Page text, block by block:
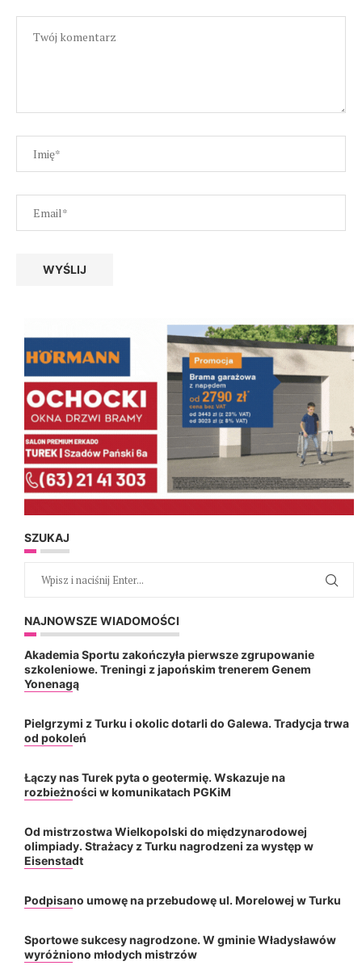
SZUKAJ
NAJNOWSZE WIADOMOŚCI
Akademia Sportu zakończyła pierwsze zgrupowanie
szkoleniowe. Treningi z japońskim trenerem Genem
Yonenagą
Pielgrzymi z Turku i okolic dotarli do Galewa. Tradycja trwa
od pokoleń
Łączy nas Turek pyta o geotermię. Wskazuje na
rozbieżności w komunikatach PGKiM
Od mistrzostwa Wielkopolski do międzynarodowej
olimpiady. Strażacy z Turku nagrodzeni za występ w
Eisenstadt
Podpisano umowę na przebudowę ul. Morelowej w Turku
Sportowe sukcesy nagrodzone. W gminie Władysławów
wyróżniono młodych mistrzów